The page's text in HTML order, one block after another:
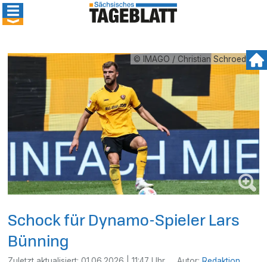
© IMAGO / Christian Schroedter
Schock für Dynamo-Spieler Lars
Bünning